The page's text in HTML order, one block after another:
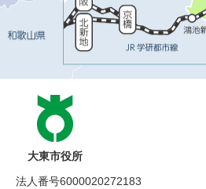
大東市役所
法人番号6000020272183